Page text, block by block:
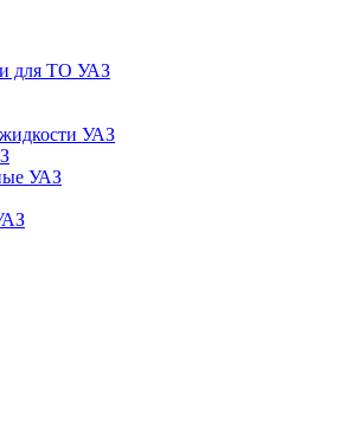
для ТО УАЗ
УАЗ
УАЗ